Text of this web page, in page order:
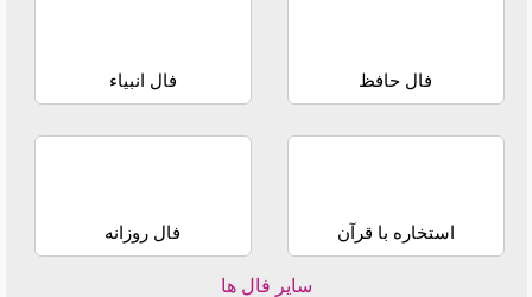
فال حافظ فال انبیاء
استخاره با قرآن فال روزانه
سایر فال ها